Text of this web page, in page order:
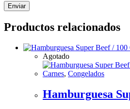
Productos relacionados
Agotado
Carnes, Congelados
Hamburguesa